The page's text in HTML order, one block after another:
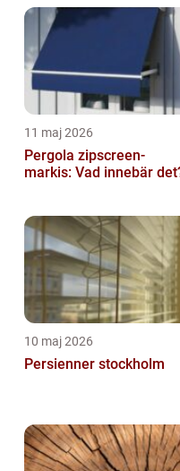
11 maj 2026
Pergola zipscreen-
markis: Vad innebär
10 maj 2026
Persienner stockholm